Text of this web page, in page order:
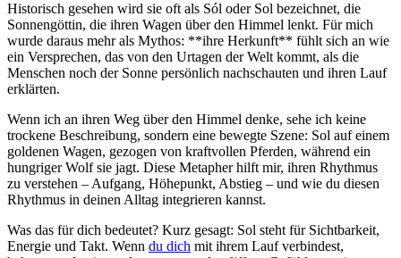
Historisch gesehen wird sie oft als Sól oder Sol bezeichnet, die
Sonnengöttin, die ihren Wagen über den ‍Himmel lenkt. Für mich
wurde daraus mehr⁢ als Mythos: ⁢**ihre⁢ Herkunft** fühlt sich an wie
ein‌ Versprechen, das von den ​Urtagen ‍der Welt kommt, als die ​
Menschen noch der Sonne persönlich nachschauten⁣ und ihren Lauf
erklärten.
Wenn ich an‌ ihren Weg über​ den Himmel denke, sehe ich keine
trockene Beschreibung, sondern eine bewegte Szene: ‍Sol ⁣auf einem
goldenen Wagen, gezogen von ⁢kraftvollen Pferden,⁣ während ​ein
hungriger Wolf⁢ sie jagt. Diese Metapher ⁤hilft⁣ mir, ihren Rhythmus
zu verstehen – Aufgang, Höhepunkt, Abstieg – und wie du diesen
Rhythmus in deinen Alltag‍ integrieren kannst.
Was das für dich ⁤bedeutet?‍ Kurz gesagt: Sol steht für Sichtbarkeit,
Energie‌ und Takt. Wenn du dich mit ihrem⁢ Lauf​ verbindest,